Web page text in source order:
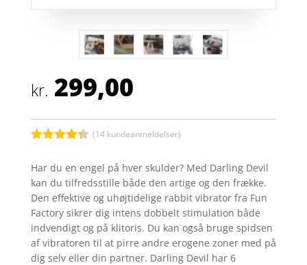
kr. 299,00
ud af 5
baseret
på
kundebedø
mmelser
(14 kundeanmeldelser)
Har du en engel på hver skulder? Med Darling Devil
kan du tilfredsstille både den artige og den frække.
Den effektive og uhøjtidelige rabbit vibrator fra Fun
Factory sikrer dig intens dobbelt stimulation både
indvendigt og på klitoris. Du kan også bruge spidsen
af vibratoren til at pirre andre erogene zoner med på
dig selv eller din partner. Darling Devil har 6